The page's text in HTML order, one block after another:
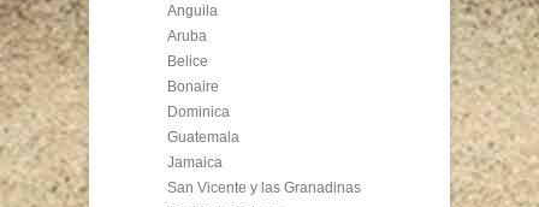
Anguila
Aruba
Belice
Bonaire
Dominica
Guatemala
Jamaica
San Vicente y las Granadinas